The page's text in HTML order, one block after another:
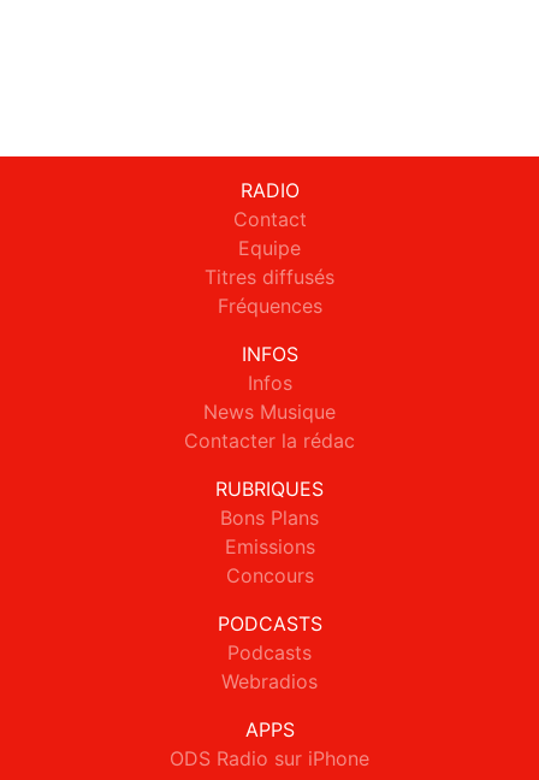
RADIO
Contact
Equipe
Titres diffusés
Fréquences
INFOS
Infos
News Musique
Contacter la rédac
RUBRIQUES
Bons Plans
Emissions
Concours
PODCASTS
Podcasts
Webradios
APPS
ODS Radio sur iPhone